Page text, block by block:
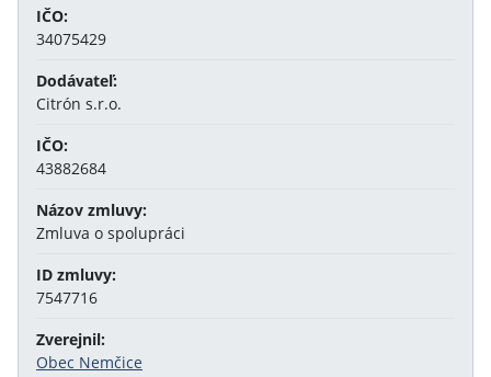
IČO:
34075429
Dodávateľ:
Citrón s.r.o.
IČO:
43882684
Názov zmluvy:
Zmluva o spolupráci
ID zmluvy:
7547716
Zverejnil:
Obec Nemčice